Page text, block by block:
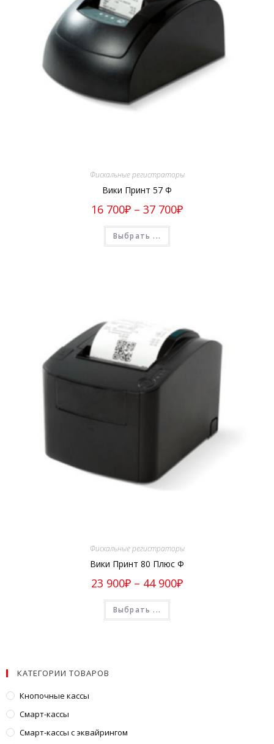
Фискальные регистраторы
Вики Принт 57 Ф
16 700₽ – 37 700₽
Выбрать ...
Фискальные регистраторы
Вики Принт 80 Плюс Ф
23 900₽ – 44 900₽
Выбрать ...
КАТЕГОРИИ ТОВАРОВ
Кнопочные кассы
Смарт-кассы
Смарт-кассы с эквайрингом